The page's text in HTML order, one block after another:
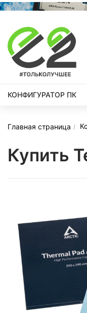
КОНФИГУРАТОР ПК
Главная страница
Купить